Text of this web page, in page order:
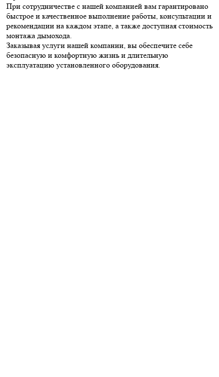
При сотрудничестве с нашей компанией вам гарантировано
быстрое и качественное выполнение работы, консультации и
рекомендации на каждом этапе, а также доступная стоимость
монтажа дымохода.
Заказывая услуги нашей компании, вы обеспечите себе
безопасную и комфортную жизнь и длительную
эксплуатацию установленного оборудования.